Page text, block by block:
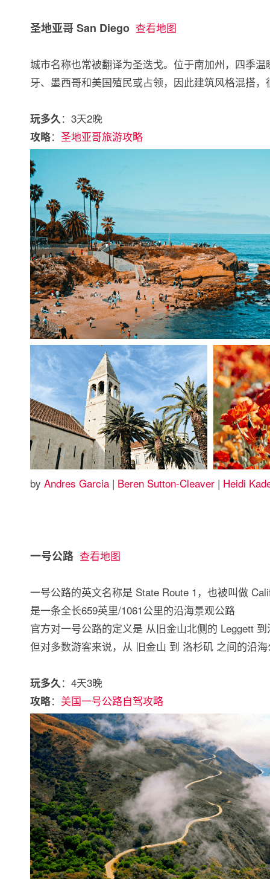
圣地亚哥 San Diego 查看地图
城市名称也常被翻译为圣迭戈。位于南加州，四季
牙、墨西哥和美国殖民或占领，因此建筑风格混搭，
玩多久：3天2晚
攻略： 圣地亚哥旅游攻略
by Andres Garcia | Beren Sutton-Cleaver | Heidi
一号公路 查看地图
一号公路的英文名称是 State Route 1，也被叫做
是一条全长659英里/1061公里的沿海景观公路
官方对一号公路的定义是 从旧金山北侧的 Leggett
但对多数游客来说，从 旧金山 到 洛杉矶 之间的沿
玩多久：4天3晚
攻略： 美国一号公路自驾攻略